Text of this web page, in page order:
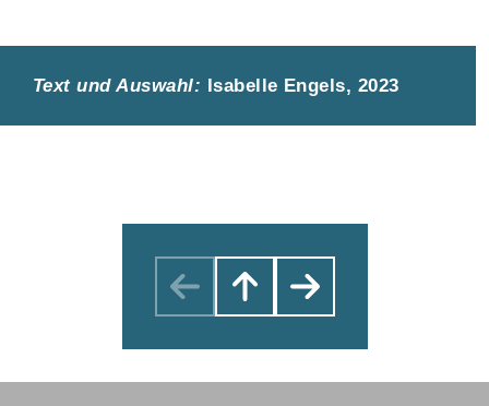
Text und Auswahl: Isabelle Engels, 2023